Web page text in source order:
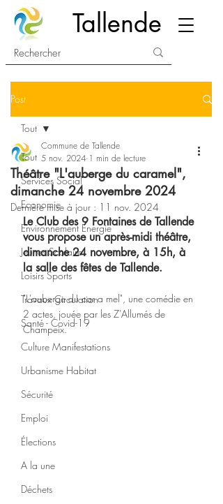
Tallende
Post
Tout
Services Social
Economie
Environnement Energie
Jeunes Scolaire
Loisirs Sports
Travaux Circulation
Santé - Covid-19
Culture Manifestations
Urbanisme Habitat
Sécurité
Emploi
Élections
A la une
Déchets
Tout
Théâtre "L'auberge du caramel",
dimanche 24 novembre 2024
Commune de Tallende
5 nov. 2024 1 min de lecture
Dernière mise à jour : 11 nov. 2024
Le Club des 9 Fontaines de Tallende
vous propose un après-midi théâtre,
dimanche 24 novembre, à 15h, à
la salle des fêtes de Tallende.
"L'auberge du car a mel", une comédie en
2 actes, jouée par les Z'Allumés de
Champeix.